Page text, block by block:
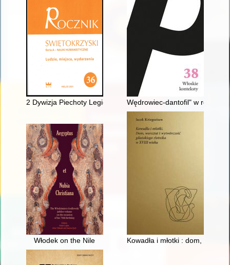
2 Dywizja Piechoty Legionów w latach 1919-1939 = 2nd
Wędrowiec-dantofil" w
Włodek on the Nile Kowadła i młotki : dom,